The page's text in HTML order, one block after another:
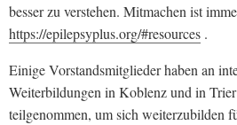
besser zu verstehen. Mitmachen ist
https://epilepsyplus.org/#resources .
Einige Vorstandsmitglieder haben an
Weiterbildungen in Koblenz und in
teilgenommen, um sich weiterzubilden